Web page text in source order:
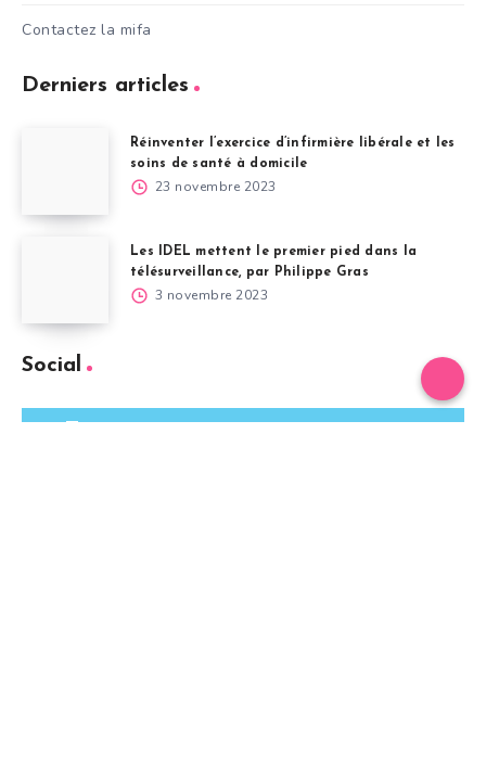
Contactez la mifa
Derniers articles
Réinventer l’exercice d’infirmière libérale et les
soins de santé à domicile
23 novembre 2023
Les IDEL mettent le premier pied dans la
télésurveillance, par Philippe Gras
3 novembre 2023
Social